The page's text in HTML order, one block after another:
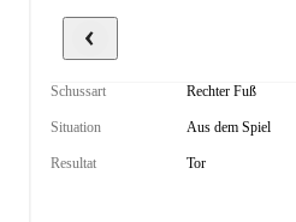
Schussart Rechter Fuß
Situation Aus dem Spiel
Resultat Tor